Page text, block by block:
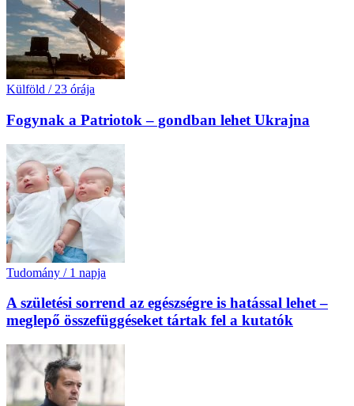
Külföld / 23 órája
Fogynak a Patriotok – gondban lehet Ukrajna
Tudomány / 1 napja
A születési sorrend az egészségre is hatással lehet –
meglepő összefüggéseket tártak fel a kutatók